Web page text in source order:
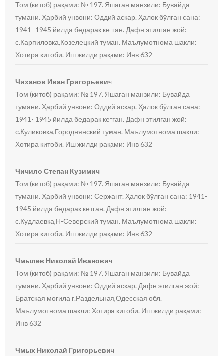
Том (китоб) рақами: № 197. Яшаган манзили: Бувайда
тумани. Ҳарбий унвони: Оддий аскар. Ҳалок бўлган сана:
1941- 1945 йилда бедарак кетган. Дафн этилган жой:
с.Карпиловка,Козелецкий туман. Маълумотнома шакли:
Хотира китоби. Иш жилди рақами: Инв 632
Чиханов Иван Григорьевич
Том (китоб) рақами: № 197. Яшаган манзили: Бувайда
тумани. Ҳарбий унвони: Оддий аскар. Ҳалок бўлган сана:
1941- 1945 йилда бедарак кетган. Дафн этилган жой:
с.Куликовка,Городнянский туман. Маълумотнома шакли:
Хотира китоби. Иш жилди рақами: Инв 632
Чичило Степан Кузимич
Том (китоб) рақами: № 197. Яшаган манзили: Бувайда
тумани. Ҳарбий унвони: Сержант. Ҳалок бўлган сана: 1941-
1945 йилда бедарак кетган. Дафн этилган жой:
с.Кудлаевка,Н-Северский туман. Маълумотнома шакли:
Хотира китоби. Иш жилди рақами: Инв 632
Чмылев Николай Иванович
Том (китоб) рақами: № 197. Яшаган манзили: Бувайда
тумани. Ҳарбий унвони: Оддий аскар. Дафн этилган жой:
Братская могила г.Раздельная,Одесская обл.
Маълумотнома шакли: Хотира китоби. Иш жилди рақами:
Инв 632
Чмых Николай Григорьевич